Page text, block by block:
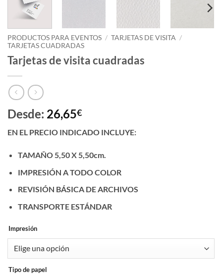
PRODUCTOS PARA EVENTOS / TARJETAS DE VISITA /
TARJETAS CUADRADAS
Tarjetas de visita cuadradas
Desde: 26,65€
EN EL PRECIO INDICADO INCLUYE:
TAMAÑO 5,50 X 5,50cm.
IMPRESIÓN A TODO COLOR
REVISIÓN BÁSICA DE ARCHIVOS
TRANSPORTE ESTÁNDAR
Impresión
Tipo de papel